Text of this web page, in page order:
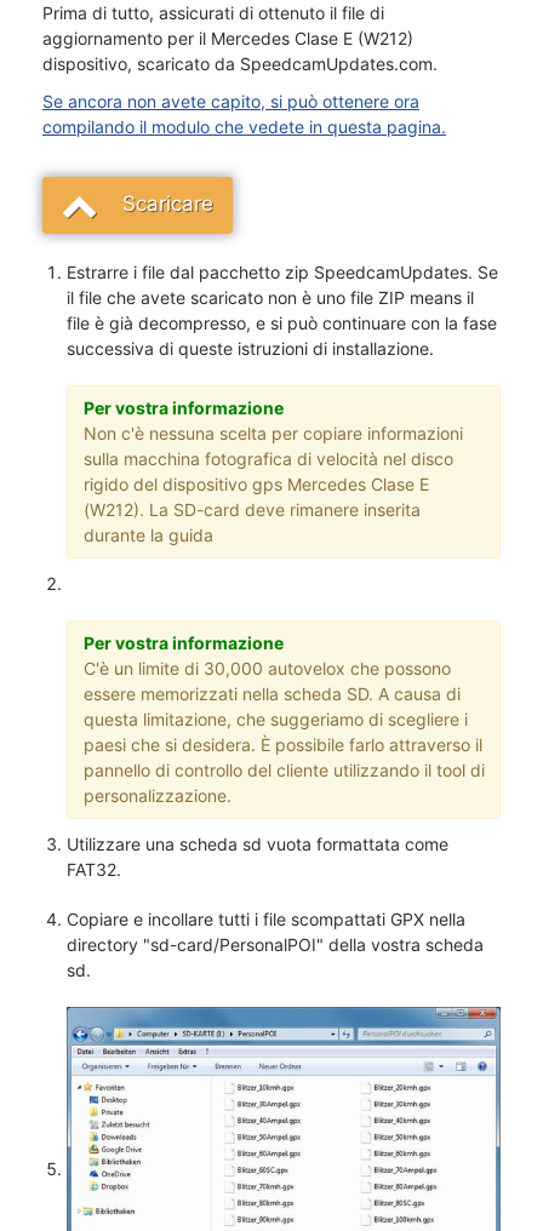
Prima di tutto, assicurati di ottenuto il file di
aggiornamento per il Mercedes Clase E (W212)
dispositivo, scaricato da SpeedcamUpdates.com.
Se ancora non avete capito, si può ottenere ora
compilando il modulo che vedete in questa pagina.
Scaricare
Estrarre i file dal pacchetto zip SpeedcamUpdates. Se
il file che avete scaricato non è uno file ZIP means il
file è già decompresso, e si può continuare con la fase
successiva di queste istruzioni di installazione.
Per vostra informazione
Non c'è nessuna scelta per copiare informazioni
sulla macchina fotografica di velocità nel disco
rigido del dispositivo gps Mercedes Clase E
(W212). La SD-card deve rimanere inserita
durante la guida
Per vostra informazione
C'è un limite di 30,000 autovelox che possono
essere memorizzati nella scheda SD. A causa di
questa limitazione, che suggeriamo di scegliere i
paesi che si desidera. È possibile farlo attraverso il
pannello di controllo del cliente utilizzando il tool di
personalizzazione.
Utilizzare una scheda sd vuota formattata come
FAT32.
Copiare e incollare tutti i file scompattati GPX nella
directory "sd-card/PersonalPOI" della vostra scheda
sd.